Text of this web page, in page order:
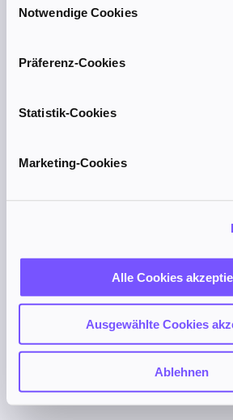
Notwendige Cookies
Präferenz-Cookies
Statistik-Cookies
Marketing-Cookies
Alle Cookies
Ausgewählte Cookies
Ablehnen
Application error: a client-side exception
browser console for more